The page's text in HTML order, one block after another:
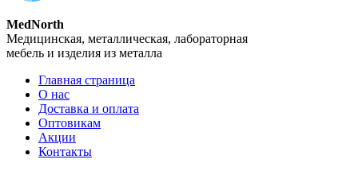
MedNorth
Медицинская, металлическая, лабораторная
мебель и изделия из металла
Главная страница
О нас
Доставка и оплата
Оптовикам
Акции
Контакты